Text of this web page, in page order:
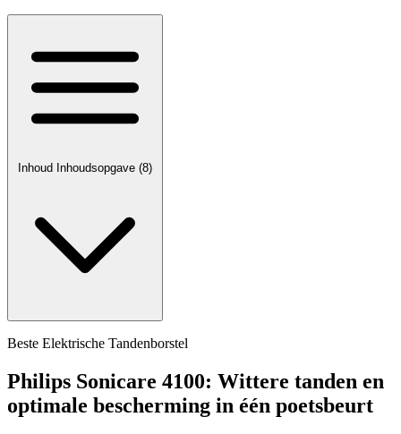
Inhoud Inhoudsopgave (8)
Beste Elektrische Tandenborstel
Philips Sonicare 4100: Wittere tanden en
optimale bescherming in één poetsbeurt